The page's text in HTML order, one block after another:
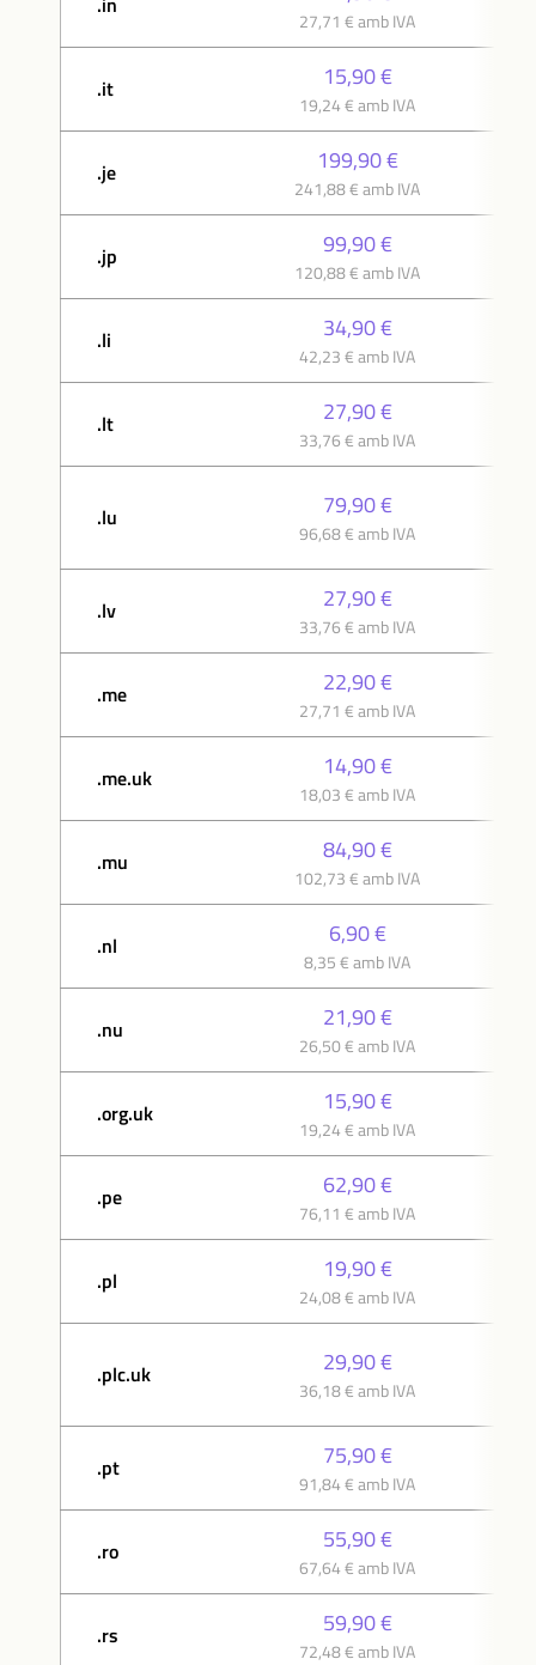
27,71 € amb IVA
.it 15,90 €
19,24 € amb IVA
.je 199,90 €
241,88 € amb IVA
.jp 99,90 €
120,88 € amb IVA
.li 34,90 €
42,23 € amb IVA
.lt 27,90 €
33,76 € amb IVA
.lu 79,90 €
96,68 € amb IVA
.lv 27,90 €
33,76 € amb IVA
.me 22,90 €
27,71 € amb IVA
.me.uk 14,90 €
18,03 € amb IVA
.mu 84,90 €
102,73 € amb IVA
.nl 6,90 €
8,35 € amb IVA
.nu 21,90 €
26,50 € amb IVA
.org.uk 15,90 €
19,24 € amb IVA
.pe 62,90 €
76,11 € amb IVA
.pl 19,90 €
24,08 € amb IVA
.plc.uk 29,90 €
36,18 € amb IVA
.pt 75,90 €
91,84 € amb IVA
.ro 55,90 €
67,64 € amb IVA
.rs 59,90 €
72,48 € amb IVA